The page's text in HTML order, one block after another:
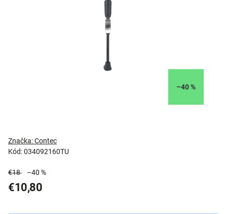
–40 %
Kód:034092160TU
Značka:Contec
€18 –40 %
€10,80